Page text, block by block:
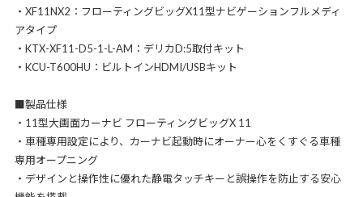
・XF11NX2：フローティングビッグX11型ナビゲーションフルメディ
アタイプ
・KTX-XF11-D5-1-L-AM：デリカD:5取付キット
・KCU-T600HU：ビルトインHDMI/USBキット
■製品仕様
・11型大画面カーナビ フローティングビッグX 11
・車種専用設定により、カーナビ起動時にオーナー心をくすぐる車種
専用オープニング
・デザインと操作性に優れた静電タッチキーと誤操作を防止する安心